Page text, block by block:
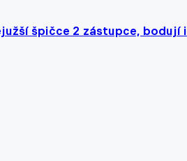
špičce 2 zástupce, bodují i